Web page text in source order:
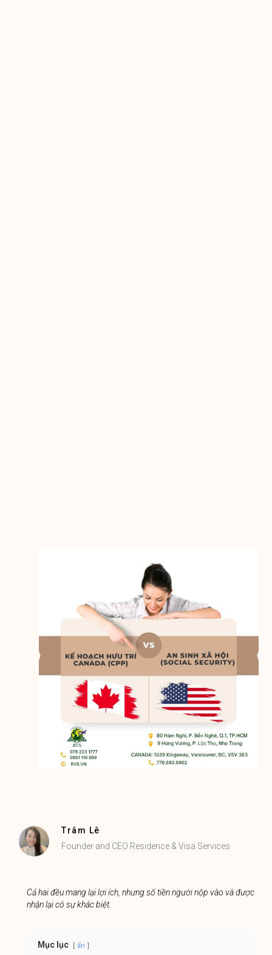
Trâm Lê
Founder and CEO Residence & Visa Services
Cả hai đều mang lại lợi ích, nhưng số tiền người nộp vào và được
nhận lại có sự khác biệt.
Mục lục ẩn